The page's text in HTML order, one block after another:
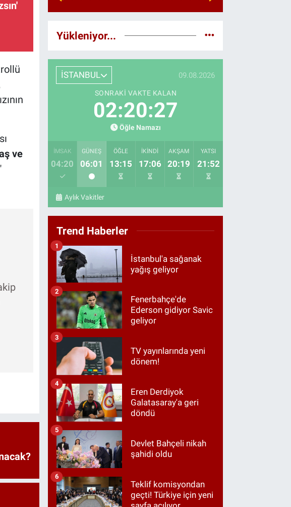
ve
Yükleniyor...
İSTANBUL 09.08.2026
SONRAKI VAKTE KALAN
02:20:26
Öğle Namazı
İMSAK
04:20
GÜNEŞ
06:01
ÖĞLE
13:15
İKINDI
17:06
AKŞAM
20:19
YATSI
21:52
Aylık Vakitler
Trend Haberler
İstanbul'a sağanak
yağış geliyor
1
Fenerbahçe'de
Ederson gidiyor Savic
geliyor
2
TV yayınlarında yeni
dönem!
3
Eren Derdiyok
Galatasaray'a geri
döndü
4
Devlet Bahçeli nikah
şahidi oldu
5
Teklif komisyondan
geçti! Türkiye için yeni
6